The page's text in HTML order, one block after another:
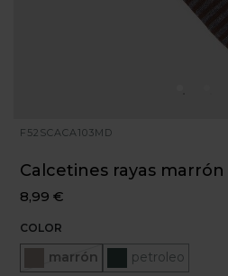
F52SCACA103MD
Calcetines rayas marrón
8,99 €
COLOR
marrón
Seleccionado petroleo